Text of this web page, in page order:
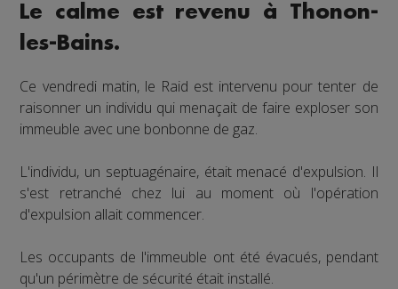
Le calme est revenu à Thonon-
les-Bains.
Ce vendredi matin, le Raid est intervenu pour tenter de
raisonner un individu qui menaçait de faire exploser son
immeuble avec une bonbonne de gaz.
L'individu, un septuagénaire, était menacé d'expulsion. Il
s'est retranché chez lui au moment où l'opération
d'expulsion allait commencer.
Les occupants de l'immeuble ont été évacués, pendant
qu'un périmètre de sécurité était installé.